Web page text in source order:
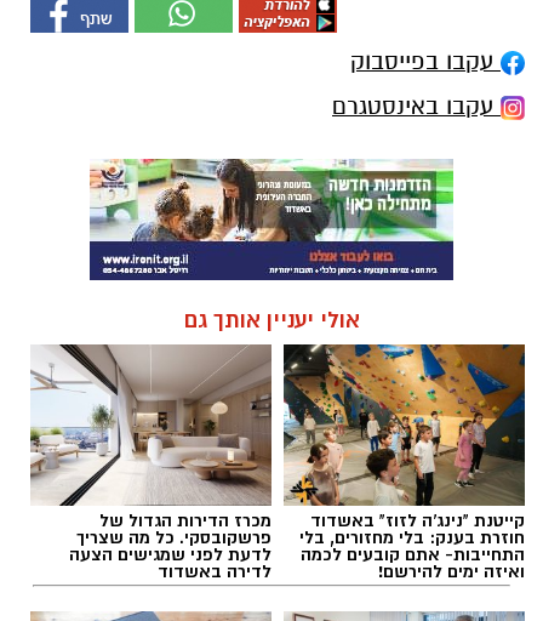
עקבו בפייסבוק
עקבו באינסטגרם
אולי יעניין אותך גם
קייטנת "נינג'ה לזוז" באשדוד
חוזרת בענק: בלי מחזורים, בלי
התחייבות- אתם קובעים לכמה
ואיזה ימים להירשם!
מכרז הדירות הגדול של
פרשקובסקי. כל מה שצריך
לדעת לפני שמגישים הצעה
לדירה באשדוד